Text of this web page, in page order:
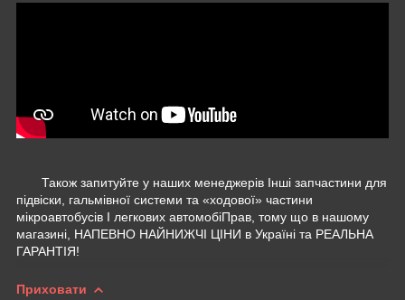
Також запитуйте у наших менеджерів Інші запчастини для
підвіски, гальмівної системи та «ходової» частини
мікроавтобусів І легкових автомобіПрав, тому що в нашому
магазині, НАПЕВНО НАЙНИЖЧІ ЦІНИ в Україні та РЕАЛЬНА
ГАРАНТІЯ!
Приховати